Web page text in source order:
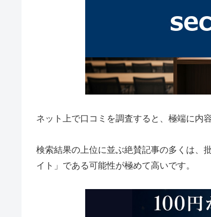
ネット上で口コミを調査すると、極端に内
検索結果の上位に並ぶ絶賛記事の多くは、
イト」である可能性が極めて高いです。